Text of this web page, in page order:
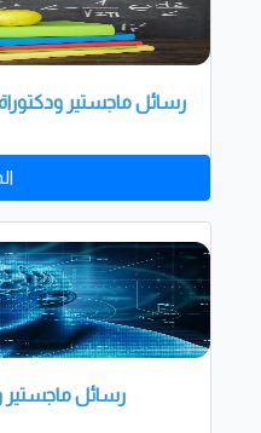
رسائل ماجستير
رسائل ماجستير